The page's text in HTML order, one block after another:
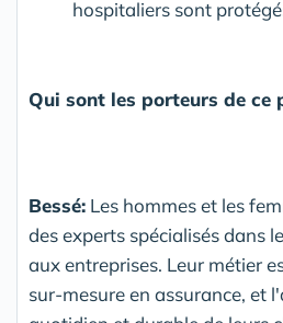
hospitaliers sont
Qui sont les porteurs de ce
Bessé: Les hommes et les
des experts spécialisés dans
aux entreprises. Leur métier
sur-mesure en assurance, et